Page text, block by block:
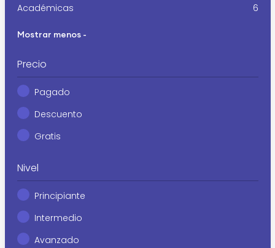
Académicas
6
Mostrar menos -
Precio
Pagado
Descuento
Gratis
Nivel
Principiante
Intermedio
Avanzado